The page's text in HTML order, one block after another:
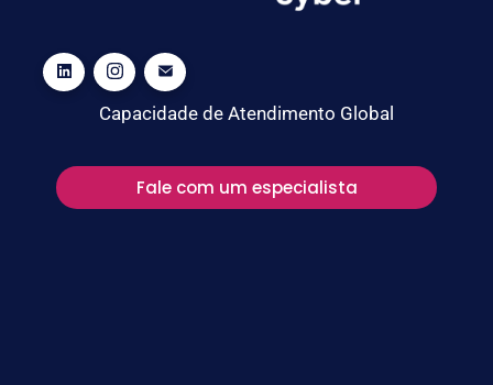
Capacidade de Atendimento Global
Fale com um especialista